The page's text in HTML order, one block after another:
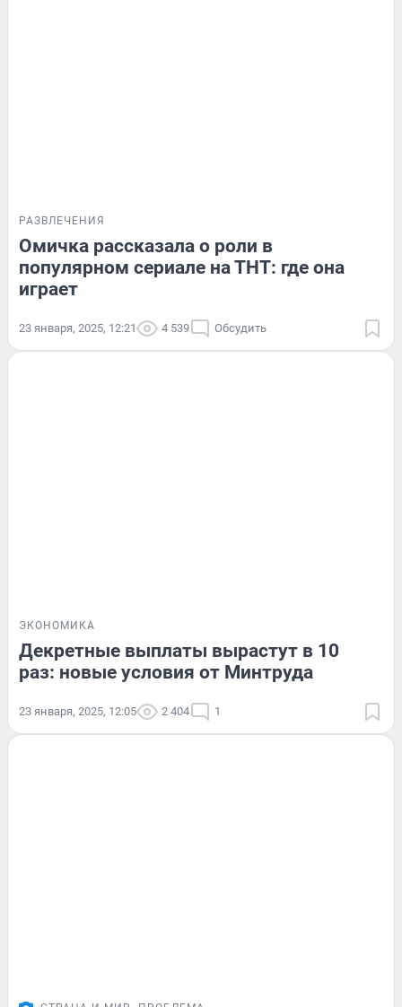
РАЗВЛЕЧЕНИЯ
Омичка рассказала о роли в
популярном сериале на ТНТ: где она
играет
23 января, 2025, 12:21 4 539 Обсудить
ЭКОНОМИКА
Декретные выплаты вырастут в 10
раз: новые условия от Минтруда
23 января, 2025, 12:05 2 404 1